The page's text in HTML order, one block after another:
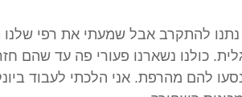
להתקרב אבל שמעתי את רפי שלנו
כולנו נשארנו פעורי פה עד שהם
להם מהרפת. אני הלכתי לעבוד